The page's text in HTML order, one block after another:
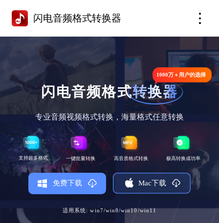
闪电音频格式转换器
闪电音频格式转换器
1000万＋用户的选择
专业音频视频格式转换，海量格式任意转换
支持超多格式 一键批量转换 高音质格式转换 极高转换成功率
免费下载 Mac下载
适用系统: win7/win8/win10/win11